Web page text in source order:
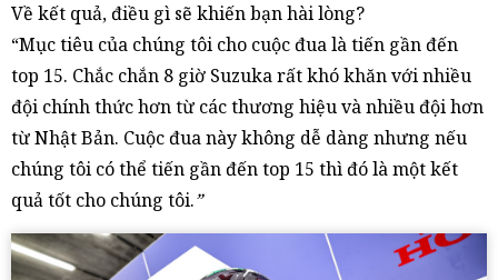
Về kết quả, điều gì sẽ khiến bạn hài lòng?
“Mục tiêu của chúng tôi cho cuộc đua là tiến gần đến
top 15. Chắc chắn 8 giờ Suzuka rất khó khăn với nhiều
đội chính thức hơn từ các thương hiệu và nhiều đội hơn
từ Nhật Bản. Cuộc đua này không dễ dàng nhưng nếu
chúng tôi có thể tiến gần đến top 15 thì đó là một kết
quả tốt cho chúng tôi.”